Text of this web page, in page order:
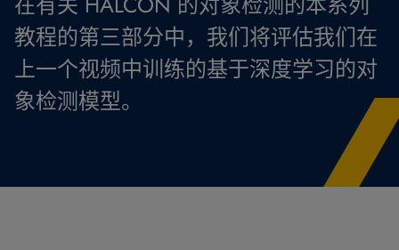
教程的第三部分中，我们将评估我们在
上一个视频中训练的基于深度学习的对
象检测模型。